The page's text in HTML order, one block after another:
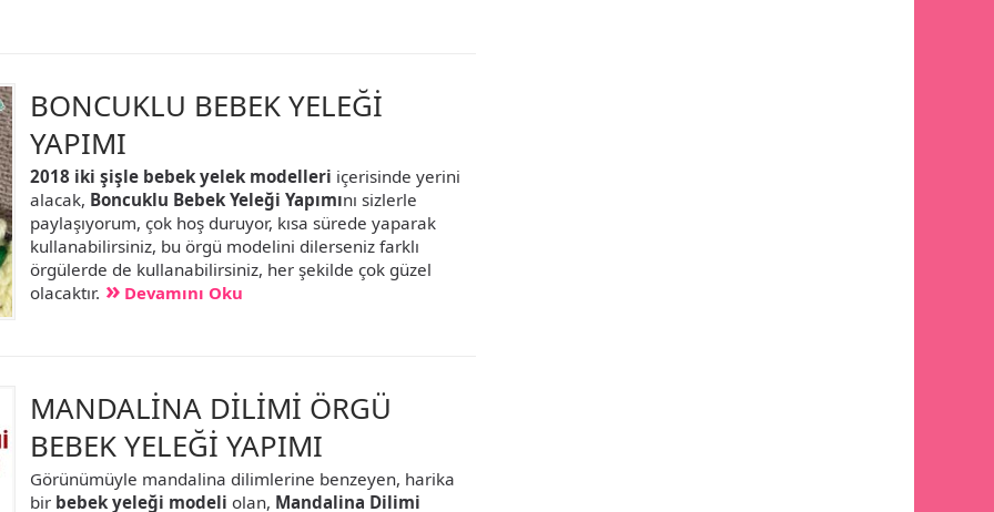
BONCUKLU BEBEK YELEĞİ
YAPIMI
2018 iki şişle bebek yelek modelleri içerisinde yerini
alacak, Boncuklu Bebek Yeleği Yapımını sizlerle
paylaşıyorum, çok hoş duruyor, kısa sürede yaparak
kullanabilirsiniz, bu örgü modelini dilerseniz farklı
örgülerde de kullanabilirsiniz, her şekilde çok güzel
olacaktır.
Devamını Oku
MANDALİNA DİLİMİ ÖRGÜ
BEBEK YELEĞİ YAPIMI
Görünümüyle mandalina dilimlerine benzeyen, harika
bir bebek yeleği modeli olan, Mandalina Dilimi